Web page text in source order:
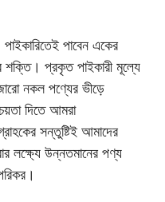
পাবেন একের
প্রকৃত পাইকারী মূল্যে
নকল পণ্যের ভীড়ে
দিতে আমরা
সন্তুষ্টিই আমাদের
লক্ষ্যে উন্নতমানের পণ্য